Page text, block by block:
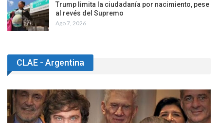
Trump limita la ciudadanía por nacimiento, pese
al revés del Supremo
Ago 7, 2026
CLAE - Argentina